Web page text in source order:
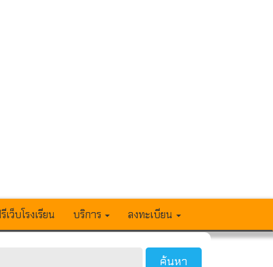
เว็บโรงเรียน บริการ ลงทะเบียน